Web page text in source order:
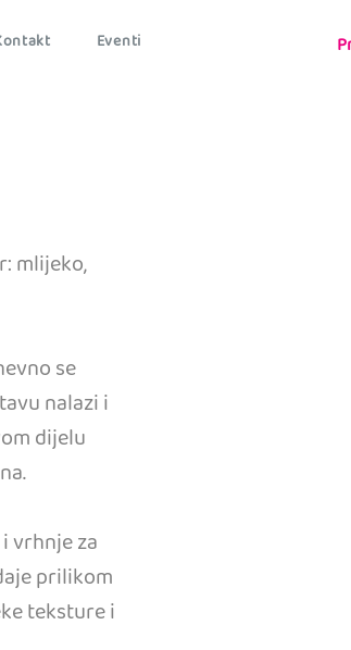
Eventi
mlijeko,
se
nalazi i
dijelu
vrhnje za
prilikom
teksture i